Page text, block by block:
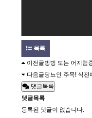
목록
이전글빙빙 도는 어지럼
다음글당뇨인 주목! 식
댓글목록
댓글목록
등록된 댓글이 없습니다.